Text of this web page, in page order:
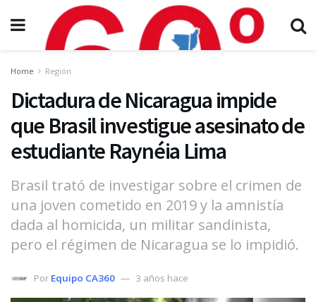
Home Región
Dictadura de Nicaragua impide
que Brasil investigue asesinato de
estudiante Raynéia Lima
Brasil trató de investigar sobre el crimen de
una joven cometido en 2019 y la amnistía
dada al homicida, un militar sandinista,
pero el régimen de Nicaragua se lo impidió.
Por Equipo CA360 3 años hace